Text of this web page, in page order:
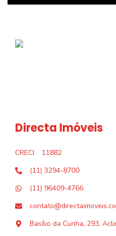
Directa Imóveis
CRECI
11882
(11) 3294-8700
(11) 96409-4766
Basílio da Cunha, 293,